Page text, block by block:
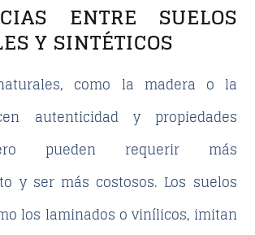
ENTRE SUELOS
Y SINTÉTICOS
como la madera o la
autenticidad y propiedades
pueden requerir más
y ser más costosos. Los suelos
los laminados o vinílicos, imitan